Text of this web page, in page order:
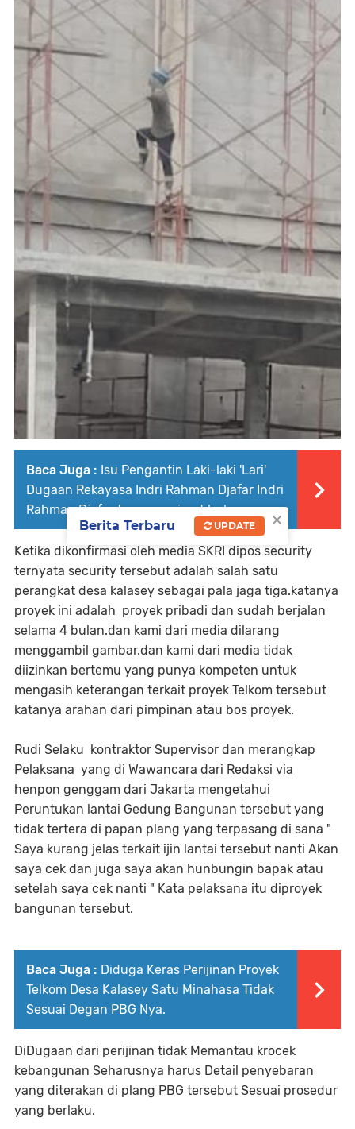
Baca Juga : Isu Pengantin Laki-laki 'Lari'
Dugaan Rekayasa Indri Rahman Djafar Indri
Rahman Djafar terancam jerat hukum
Ketika dikonfirmasi oleh media SKRI dipos security
ternyata security tersebut adalah salah satu
perangkat desa kalasey sebagai pala jaga tiga.katanya
proyek ini adalah proyek pribadi dan sudah berjalan
selama 4 bulan.dan kami dari media dilarang
menggambil gambar.dan kami dari media tidak
diizinkan bertemu yang punya kompeten untuk
mengasih keterangan terkait proyek Telkom tersebut
katanya arahan dari pimpinan atau bos proyek.
Rudi Selaku kontraktor Supervisor dan merangkap
Pelaksana yang di Wawancara dari Redaksi via
henpon genggam dari Jakarta mengetahui
Peruntukan lantai Gedung Bangunan tersebut yang
tidak tertera di papan plang yang terpasang di sana "
Saya kurang jelas terkait ijin lantai tersebut nanti Akan
saya cek dan juga saya akan hunbungin bapak atau
setelah saya cek nanti " Kata pelaksana itu diproyek
bangunan tersebut.
Baca Juga : Diduga Keras Perijinan Proyek
Telkom Desa Kalasey Satu Minahasa Tidak
Sesuai Degan PBG Nya.
DiDugaan dari perijinan tidak Memantau krocek
kebangunan Seharusnya harus Detail penyebaran
yang diterakan di plang PBG tersebut Sesuai prosedur
yang berlaku.
×
Berita Terbaru UPDATE